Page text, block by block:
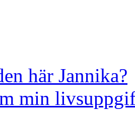
här Jannika?
min